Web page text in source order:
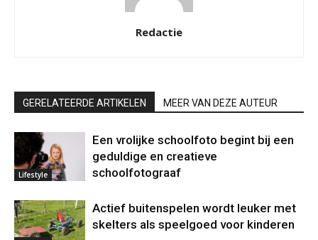
Redactie
GERELATEERDE ARTIKELEN MEER VAN DEZE AUTEUR
Lifestyle
Een vrolijke schoolfoto begint bij een
geduldige en creatieve
schoolfotograaf
Actief buitenspelen wordt leuker met
skelters als speelgoed voor kinderen